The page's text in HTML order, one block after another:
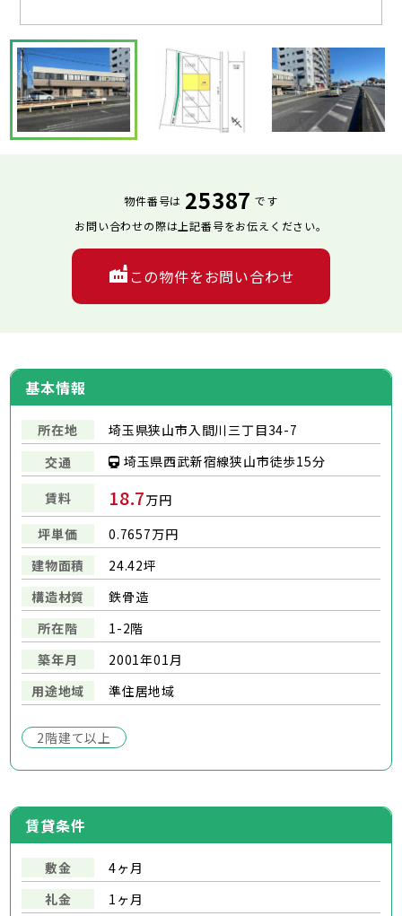
基本情報
所在地
埼玉県狭山市入間川三丁目34-7
交通
埼玉県西武新宿線狭山市徒歩15分
賃料 18.7万円
坪単価
0.7657万円
建物面積
24.42坪
構造材質
鉄骨造
所在階
1-2階
築年月
2001年01月
用途地域
準住居地域
2階建て以上
物件番号は 25387 です
お問い合わせの際は上記番号をお伝えください。
この物件をお問い合わせ
賃貸条件
敷金
4ヶ月
礼金
1ヶ月